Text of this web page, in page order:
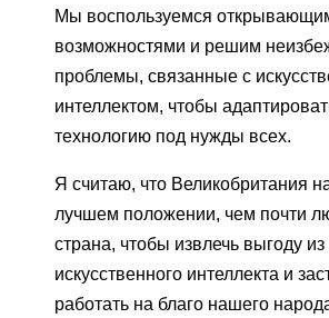
Мы воспользуемся
возможностями и решим
проблемы, связанные с
интеллектом, чтобы
технологию под нужды всех.
Я считаю, что Великобритания
лучшем положении, чем почти
страна, чтобы извлечь выгоду из
искусственного интеллекта и
работать на благо нашего